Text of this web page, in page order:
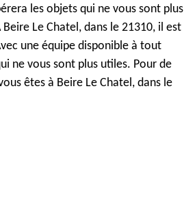
les objets qui ne vous sont plus
Le Chatel, dans le 21310, il est
une équipe disponible à tout
ne vous sont plus utiles. Pour de
êtes à Beire Le Chatel, dans le